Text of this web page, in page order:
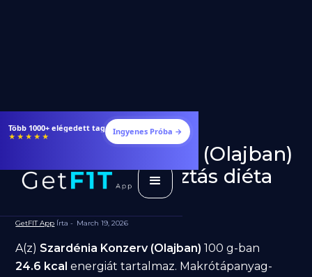
Étrendek, receptek és edzéstervek
★★★★★ Ingyenes Próba →
Szardénia Konzerv (Olajban)
fogyásra: jó választás diéta
GetFIT App Írta - March 19, 2026
A(z) Szardénia Konzerv (Olajban) 100 g-ban
24.6 kcal energiát tartalmaz. Makrótápanyag-